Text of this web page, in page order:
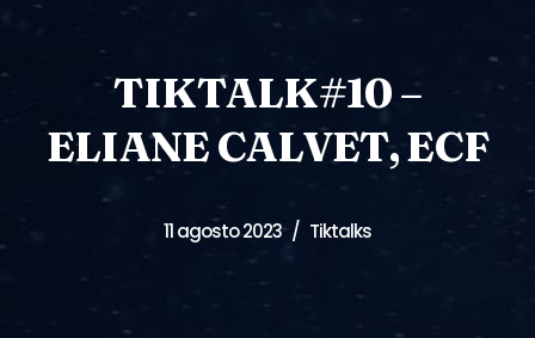
TIKTALK#10 –
ELIANE CALVET, ECF
11 agosto 2023 Tiktalks